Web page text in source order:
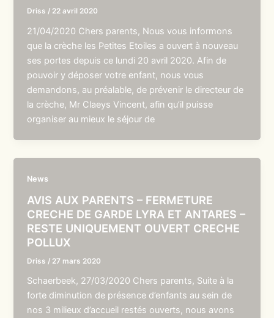
Driss / 22 avril 2020
21/04/2020 Chers parents, Nous vous informons
que la crèche les Petites Etoiles a ouvert à nouveau
ses portes depuis ce lundi 20 avril 2020. Afin de
pouvoir y déposer votre enfant, nous vous
demandons, au préalable, de prévenir le directeur de
la crèche, Mr Claeys Vincent, afin qu’il puisse
organiser au mieux le séjour de
News
AVIS AUX PARENTS – FERMETURE
CRECHE DE GARDE LYRA ET ANTARES –
RESTE UNIQUEMENT OUVERT CRECHE
POLLUX
Driss / 27 mars 2020
Schaerbeek, 27/03/2020 Chers parents, Suite à la
forte diminution de présence d’enfants au sein de
nos 3 milieux d’accueil restés ouverts, nous avons